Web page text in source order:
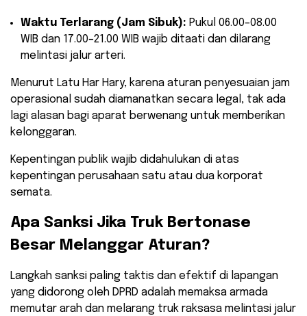
Waktu Terlarang (Jam Sibuk): Pukul 06.00–08.00
WIB dan 17.00–21.00 WIB wajib ditaati dan dilarang
melintasi jalur arteri.
​Menurut Latu Har Hary, karena aturan penyesuaian jam
operasional sudah diamanatkan secara legal, tak ada
lagi alasan bagi aparat berwenang untuk memberikan
kelonggaran.
Kepentingan publik wajib didahulukan di atas
kepentingan perusahaan satu atau dua korporat
semata.
​Apa Sanksi Jika Truk Bertonase
Besar Melanggar Aturan?
​Langkah sanksi paling taktis dan efektif di lapangan
yang didorong oleh DPRD adalah memaksa armada
memutar arah dan melarang truk raksasa melintasi jalur